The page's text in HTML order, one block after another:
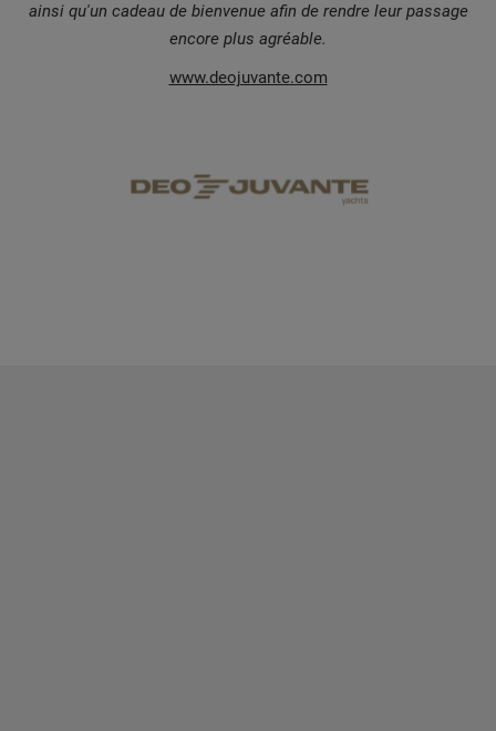
ainsi qu'un cadeau de bienvenue afin de rendre leur passage
encore plus agréable.
www.deojuvante.com